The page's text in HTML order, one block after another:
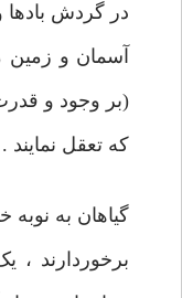
در گردش بادها
آسمان و
(بر وجود و
که تعقل نمایند .
گیاهان به نوبه
برخوردارند ،